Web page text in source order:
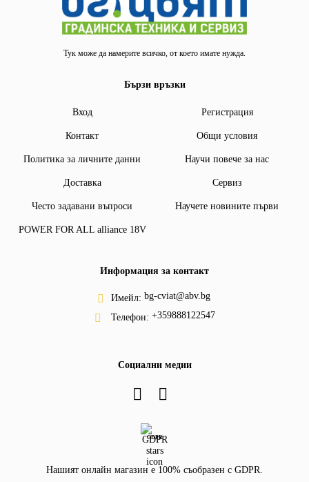
Тук може да намерите всичко, от което имате нужда.
Бързи връзки
Вход Регистрация
Контакт Общи условия
Политика за личните данни Научи повече за нас
Доставка Сервиз
Често задавани въпроси Научете новините първи
POWER FOR ALL alliance 18V
Информация за контакт
Имейл: bg-cviat@abv.bg
Телефон: +359888122547
Социални медии
GDPR
Нашият онлайн магазин е 100% съобразен с GDPR.